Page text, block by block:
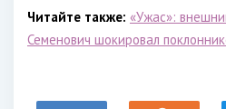
Читайте также: «Ужас»:
Семенович шокировал